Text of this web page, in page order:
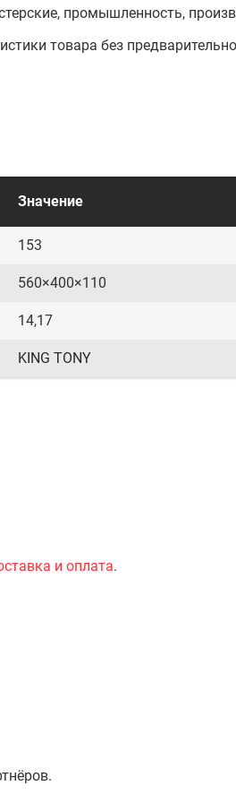
промышленность,
товара без
Значение
153
560×400×110
14,17
KING TONY
и оплата.